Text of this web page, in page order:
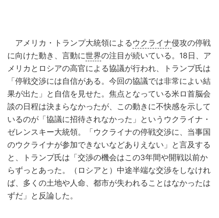
アメリカ・トランプ大統領による ウクライナ侵攻の停戦
に向けた動き、言動に世界の注目が続いている。18日、ア
メリカとロシアの高官による協議が行われ、トランプ氏は
「停戦交渉には自信がある。今回の協議では非常によい結
果が出た」と自信を見せた。焦点となっている米ロ首脳会
談の日程は決まらなかったが、この動きに不快感を示して
いるのが「協議に招待されなかった」というウクライナ・
ゼレンスキー大統領。「ウクライナの停戦交渉に、当事国
のウクライナが参加できないなどありえない」と言及する
と、トランプ氏は「交渉の機会はこの3年間や開戦以前か
らずっとあった。（ロシアと）中途半端な交渉をしなけれ
ば、多くの土地や人命、都市が失われることはなかったは
ずだ」と反論した。